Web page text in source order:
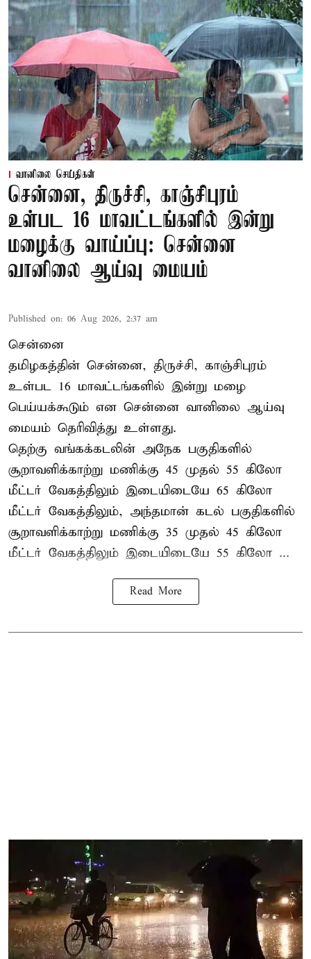
வானிலை செய்திகள்
சென்னை, திருச்சி, காஞ்சிபுரம்
உள்பட 16 மாவட்டங்களில் இன்று
மழைக்கு வாய்ப்பு: சென்னை
வானிலை ஆய்வு மையம்
Published on: 06 Aug 2026, 2:37 am
சென்னை
தமிழகத்தின் சென்னை, திருச்சி, காஞ்சிபுரம்
உள்பட 16 மாவட்டங்களில் இன்று மழை
பெய்யக்கூடும் என சென்னை வானிலை ஆய்வு
மையம் தெரிவித்து உள்ளது.
தெற்கு வங்கக்கடலின் அநேக பகுதிகளில்
சூறாவளிக்காற்று மணிக்கு 45 முதல் 55 கிலோ
மீட்டர் வேகத்திலும் இடையிடையே 65 கிலோ
மீட்டர் வேகத்திலும், அந்தமான் கடல் பகுதிகளில்
சூறாவளிக்காற்று மணிக்கு 35 முதல் 45 கிலோ
மீட்டர் வேகத்திலும் இடையிடையே 55 கிலோ ...
Read More